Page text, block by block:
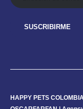
HAPPY PETS